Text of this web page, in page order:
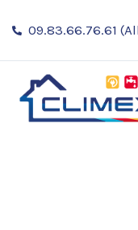
au
09.83.66.76.61